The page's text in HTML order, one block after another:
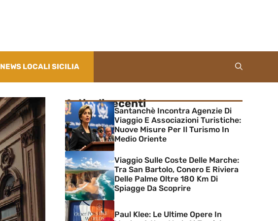
NEWS LOCALI SICILIA
Articoli recenti
Santanchè Incontra Agenzie Di
Viaggio E Associazioni Turistiche:
Nuove Misure Per Il Turismo In
Medio Oriente
Viaggio Sulle Coste Delle Marche:
Tra San Bartolo, Conero E Riviera
Delle Palme Oltre 180 Km Di
Spiagge Da Scoprire
Paul Klee: Le Ultime Opere In